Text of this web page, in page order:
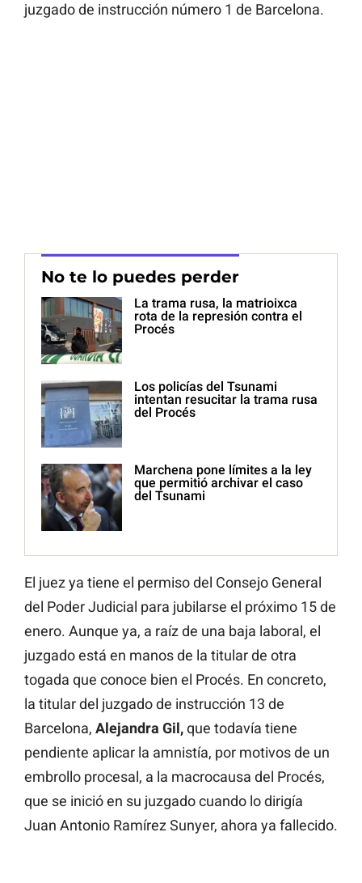
juzgado de instrucción número 1 de Barcelona.
No te lo puedes perder
La trama rusa, la matrioixca
rota de la represión contra el
Procés
Los policías del Tsunami
intentan resucitar la trama rusa
del Procés
Marchena pone límites a la ley
que permitió archivar el caso
del Tsunami
El juez ya tiene el permiso del Consejo General
del Poder Judicial para jubilarse el próximo 15 de
enero. Aunque ya, a raíz de una baja laboral, el
juzgado está en manos de la titular de otra
togada que conoce bien el Procés. En concreto,
la titular del juzgado de instrucción 13 de
Barcelona, Alejandra Gil,que todavía tiene
pendiente aplicar la amnistía, por motivos de un
embrollo procesal, a la macrocausa del Procés,
que se inició en su juzgado cuando lo dirigía
Juan Antonio Ramírez Sunyer, ahora ya fallecido.